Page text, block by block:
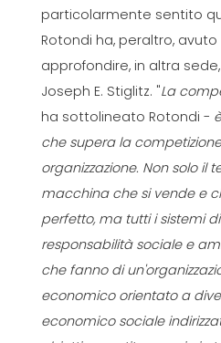
particolarmente sentito
Rotondi ha, peraltro,
approfondire, in altra
Joseph E. Stiglitz. "La
ha sottolineato Rotondi -
che supera la
organizzazione. Non solo il
macchina che si vende e
perfetto, ma tutti i sistemi
responsabilità sociale e
che fanno di
economico orientato a
economico sociale